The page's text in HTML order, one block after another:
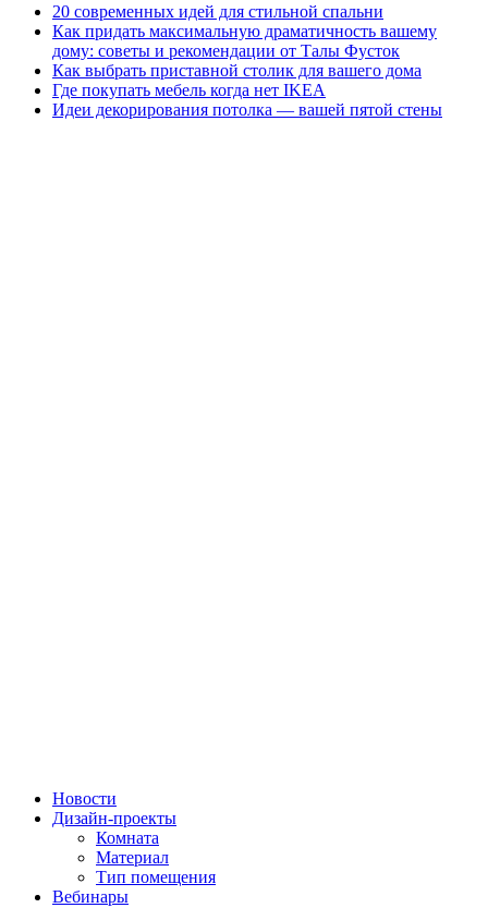
20 современных идей для стильной спальни
Как придать максимальную драматичность вашему
дому: советы и рекомендации от Талы Фусток
Как выбрать приставной столик для вашего дома
Где покупать мебель когда нет IKEA
Идеи декорирования потолка — вашей пятой стены
Новости
Дизайн-проекты
Комната
Материал
Тип помещения
Вебинары